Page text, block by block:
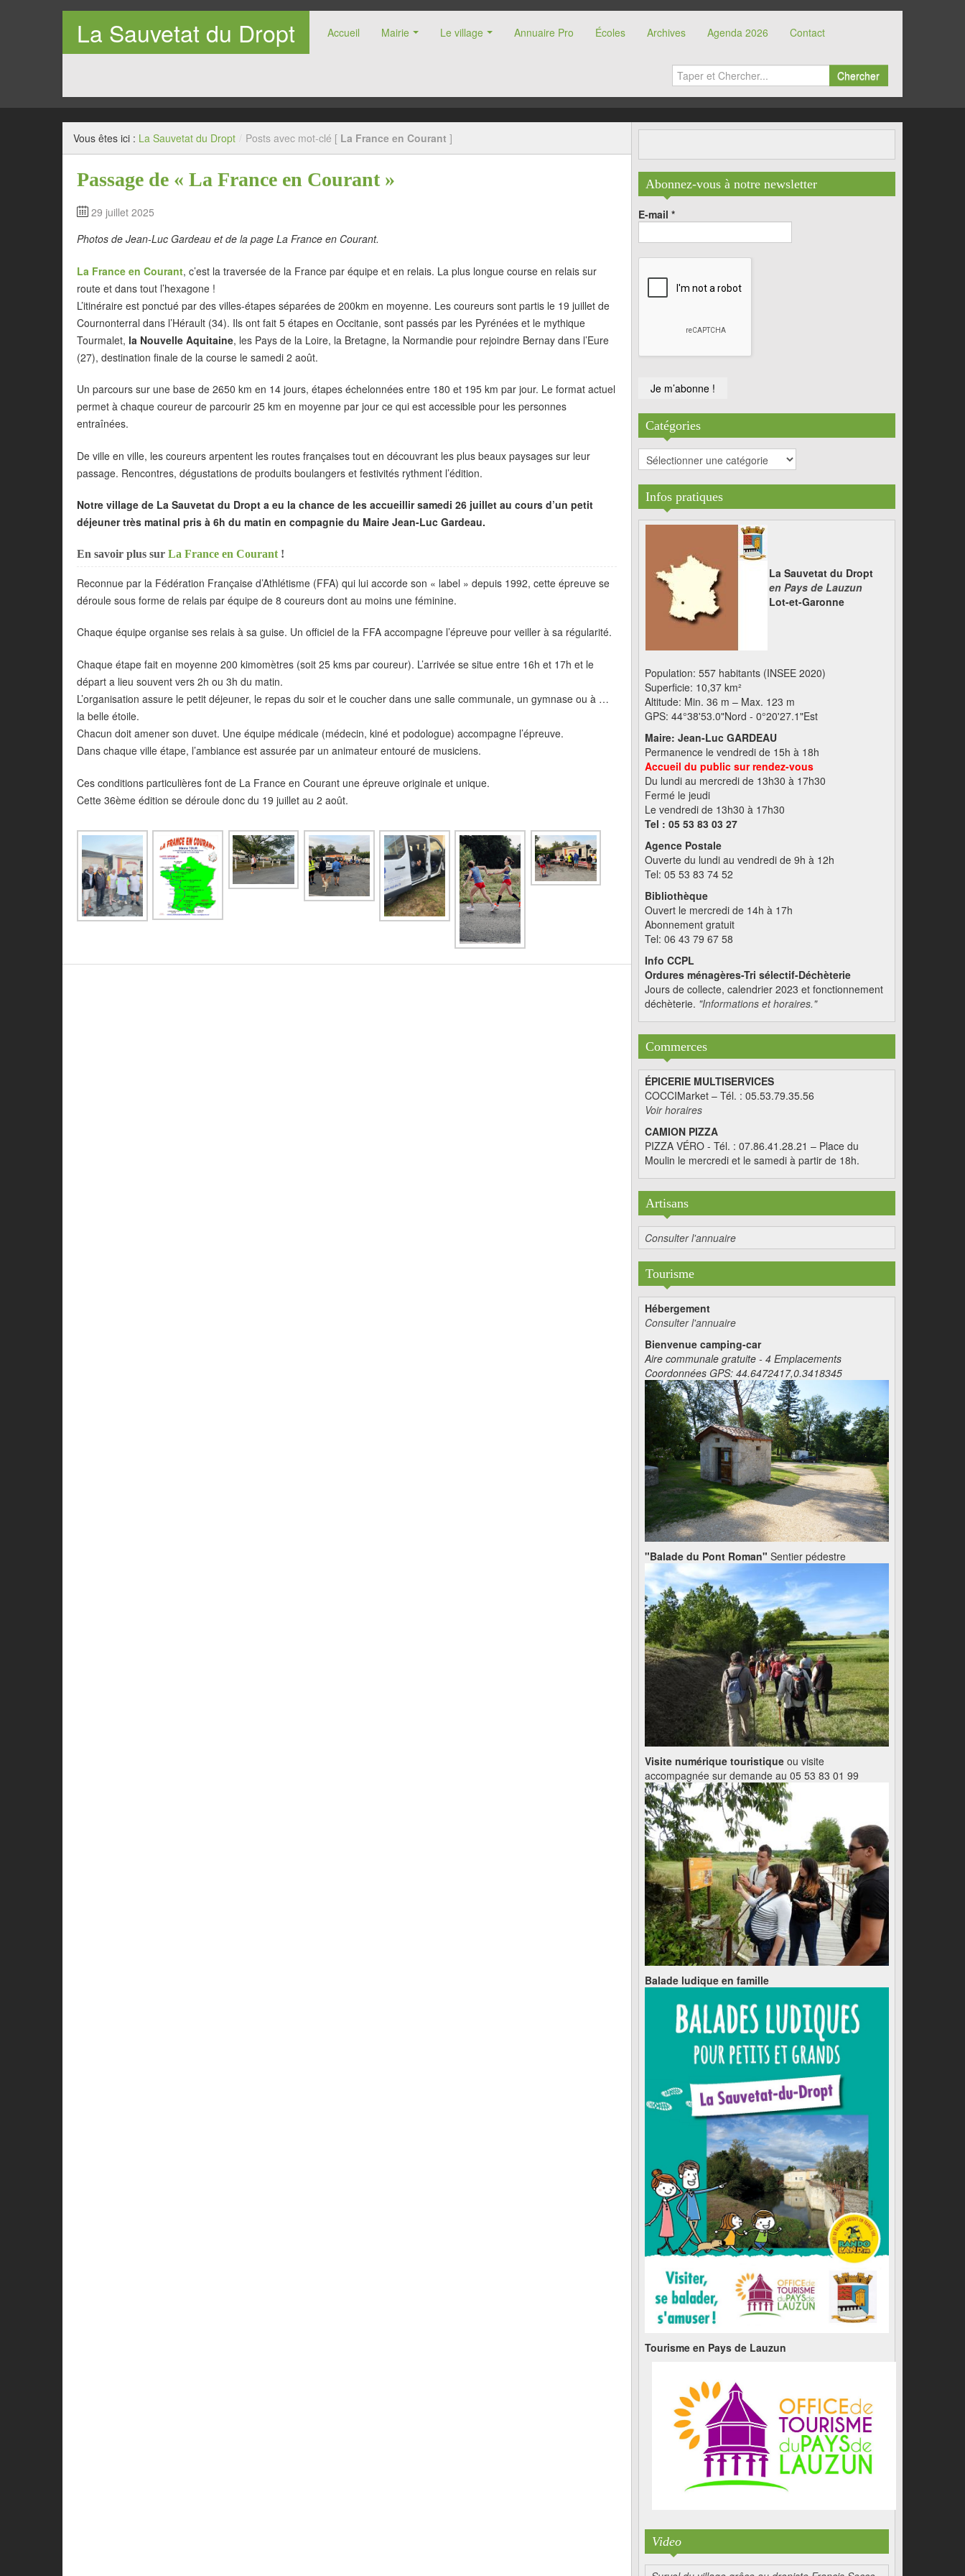
La Sauvetat du Dropt Accueil Mairie Le village Annuaire Pro Écoles Archives Agenda 2026 Contact
Chercher
Vous êtes ici : La Sauvetat du Dropt / Posts avec mot-clé [ La France en Courant ]
Passage de « La France en Courant »
29 juillet 2025
Photos de Jean-Luc Gardeau et de la page La France en Courant.
La France en Courant, c’est la traversée de la France par équipe et en relais. La plus longue course en relais sur
route et dans tout l’hexagone !
L’itinéraire est ponctué par des villes-étapes séparées de 200km en moyenne. Les coureurs sont partis le 19 juillet de
Cournonterral dans l’Hérault (34). Ils ont fait 5 étapes en Occitanie, sont passés par les Pyrénées et le mythique
Tourmalet, la Nouvelle Aquitaine, les Pays de la Loire, la Bretagne, la Normandie pour rejoindre Bernay dans l’Eure
(27), destination finale de la course le samedi 2 août.
Un parcours sur une base de 2650 km en 14 jours, étapes échelonnées entre 180 et 195 km par jour. Le format actuel
permet à chaque coureur de parcourir 25 km en moyenne par jour ce qui est accessible pour les personnes
entraînées.
De ville en ville, les coureurs arpentent les routes françaises tout en découvrant les plus beaux paysages sur leur
passage. Rencontres, dégustations de produits boulangers et festivités rythment l’édition.
Notre village de La Sauvetat du Dropt a eu la chance de les accueillir samedi 26 juillet au cours d’un petit
déjeuner très matinal pris à 6h du matin en compagnie du Maire Jean-Luc Gardeau.
En savoir plus sur La France en Courant !
Reconnue par la Fédération Française d’Athlétisme (FFA) qui lui accorde son « label » depuis 1992, cette épreuve se
déroule sous forme de relais par équipe de 8 coureurs dont au moins une féminine.
Chaque équipe organise ses relais à sa guise. Un officiel de la FFA accompagne l’épreuve pour veiller à sa régularité.
Chaque étape fait en moyenne 200 kimomètres (soit 25 kms par coureur). L’arrivée se situe entre 16h et 17h et le
départ a lieu souvent vers 2h ou 3h du matin.
L’organisation assure le petit déjeuner, le repas du soir et le coucher dans une salle communale, un gymnase ou à …
la belle étoile.
Chacun doit amener son duvet. Une équipe médicale (médecin, kiné et podologue) accompagne l’épreuve.
Dans chaque ville étape, l’ambiance est assurée par un animateur entouré de musiciens.
Ces conditions particulières font de La France en Courant une épreuve originale et unique.
Cette 36ème édition se déroule donc du 19 juillet au 2 août.
Abonnez-vous à notre newsletter
E-mail *
Catégories
Catégories
Infos pratiques
La Sauvetat du Dropt
en Pays de Lauzun
Lot-et-Garonne
Population: 557 habitants (INSEE 2020)
Superficie: 10,37 km²
Altitude: Min. 36 m – Max. 123 m
GPS: 44°38'53.0"Nord - 0°20'27.1"Est
Maire: Jean-Luc GARDEAU
Permanence le vendredi de 15h à 18h
Accueil du public sur rendez-vous
Du lundi au mercredi de 13h30 à 17h30
Fermé le jeudi
Le vendredi de 13h30 à 17h30
Tel : 05 53 83 03 27
Agence Postale
Ouverte du lundi au vendredi de 9h à 12h
Tel: 05 53 83 74 52
Bibliothèque
Ouvert le mercredi de 14h à 17h
Abonnement gratuit
Tel: 06 43 79 67 58
Info CCPL
Ordures ménagères-Tri sélectif-Déchèterie
Jours de collecte, calendrier 2023 et fonctionnement
déchèterie. "Informations et horaires."
Commerces
ÉPICERIE MULTISERVICES
COCCIMarket – Tél. : 05.53.79.35.56
Voir horaires
CAMION PIZZA
PIZZA VÉRO - Tél. : 07.86.41.28.21 – Place du
Moulin le mercredi et le samedi à partir de 18h.
Artisans
Consulter l'annuaire
Tourisme
Hébergement
Consulter l'annuaire
Bienvenue camping-car
Aire communale gratuite - 4 Emplacements
Coordonnées GPS: 44.6472417,0.3418345
"Balade du Pont Roman" Sentier pédestre
Visite numérique touristique ou visite
accompagnée sur demande au 05 53 83 01 99
Balade ludique en famille
Tourisme en Pays de Lauzun
Video